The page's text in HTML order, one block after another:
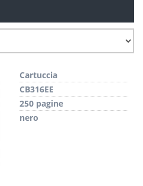
Cartuccia
CB316EE
250 pagine
nero